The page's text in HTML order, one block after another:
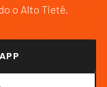
o Alto Tietê.